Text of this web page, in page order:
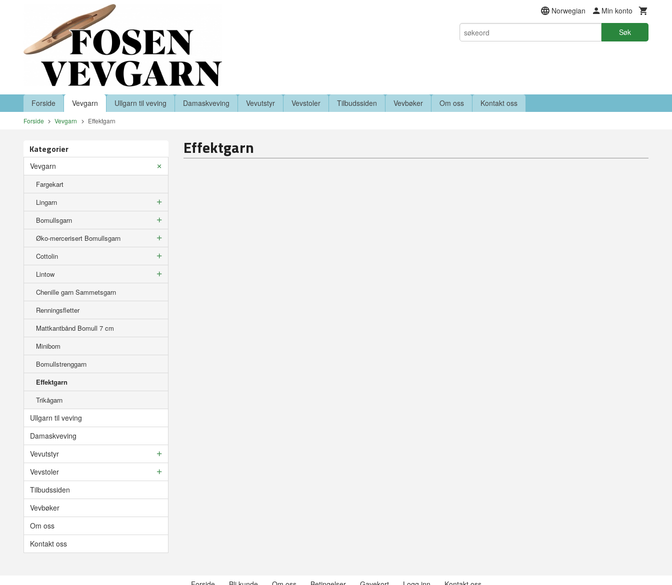
Norwegian Min konto
Søk
Produkter
Forside Vevgarn Ullgarn til veving Damaskveving Vevutstyr Vevstoler Tilbudssiden Vevbøker Om oss Kontakt oss
Forside Vevgarn Effektgarn
Kategorier
Vevgarn
Fargekart
Lingarn
Bomullsgarn
Øko-mercerisert Bomullsgarn
Cottolin
Lintow
Chenille garn Sammetsgarn
Renningsfletter
Mattkantbånd Bomull 7 cm
Minibom
Bomullstrenggarn
Effektgarn
Trikågarn
Ullgarn til veving
Damaskveving
Vevutstyr
Vevstoler
Tilbudssiden
Vevbøker
Om oss
Kontakt oss
Effektgarn